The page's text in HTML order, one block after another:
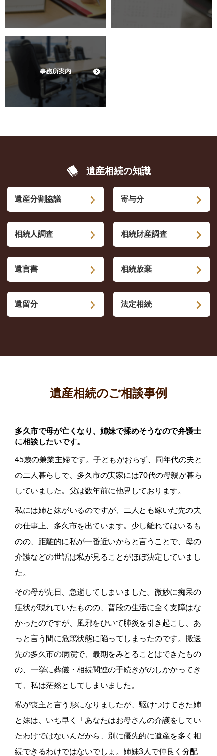
事務所案内
遺産相続の知識
遺産分割協議 寄与分
相続人調査 相続財産調査
遺言書 相続放棄
遺留分 法定相続
遺産相続のご相談事例
多久市で母が亡くなり、姉妹で揉めそうなので弁護士
に相談したいです。
45歳の兼業主婦です。子どもがおらず、同年代の夫と
の二人暮らしで、多久市の実家には70代の母親が暮ら
していました。父は数年前に他界しております。
私には姉と妹がいるのですが、二人とも嫁いだ先の夫
の仕事上、多久市を出ています。少し離れてはいるも
のの、距離的に私が一番近いからと言うことで、母の
介護などの世話は私が見ることがほぼ決定していまし
た。
その母が先日、急逝してしまいました。微妙に痴呆の
症状が現れていたものの、普段の生活に全く支障はな
かったのですが、風邪をひいて肺炎を引き起こし、あ
っと言う間に危篤状態に陥ってしまったのです。搬送
先の多久市の病院で、最期をみとることはできたもの
の、一挙に葬儀・相続関連の手続きがのしかかってき
て、私は茫然としてしまいました。
私が喪主と言う形になりましたが、駆けつけてきた姉
と妹は、いち早く「あなたはお母さんの介護をしてい
たわけではないんだから、別に優先的に遺産を多く相
続できるわけではないでしょ。姉妹3人で仲良く分配